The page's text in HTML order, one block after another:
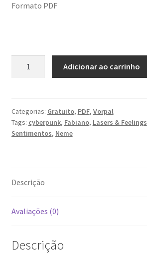
Formato PDF
Adicionar ao carrinho
Categorias: Gratuito, PDF, Vorpal
Tags: cyberpunk, Fabiano, Lasers & Feelings
Sentimentos, Neme
Descrição
Avaliações (0)
Descrição